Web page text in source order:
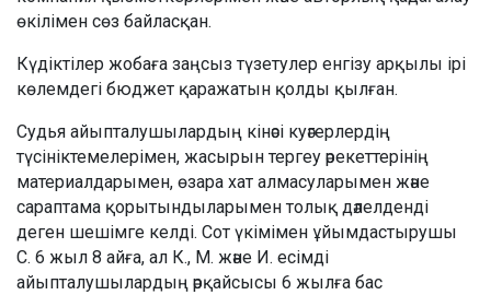
өкілімен сөз байласқан.
Күдіктілер жобаға заңсыз түзетулер енгізу арқылы ірі
көлемдегі бюджет қаражатын қолды қылған.
Судья айыпталушылардың кінәсі куәгерлердің
түсініктемелерімен, жасырын тергеу әрекеттерінің
материалдарымен, өзара хат алмасуларымен және
сараптама қорытындыларымен толық дәлелденді
деген шешімге келді. Сот үкімімен ұйымдастырушы
С. 6 жыл 8 айға, ал К., М. және И. есімді
айыпталушылардың әрқайсысы 6 жылға бас